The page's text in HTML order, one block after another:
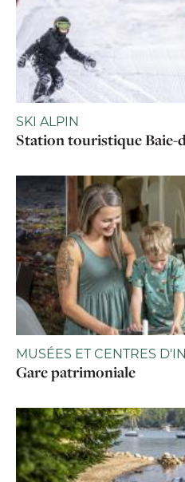
SKI ALPIN
Station touristique Baie-
MUSÉES ET CENTRES
Gare patrimoniale